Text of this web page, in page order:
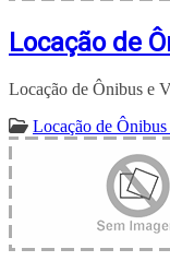
Locação de
Locação de Ônibus e
Locação de